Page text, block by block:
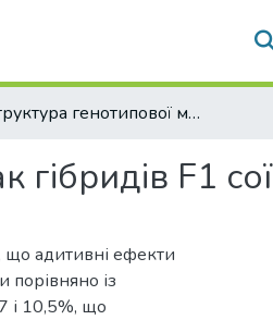
Структура генотипової мінливості кількісних ознак гібридів F1 сої
гібридів F1 сої
що адитивні ефекти
порівняно із
і 10,5%, що